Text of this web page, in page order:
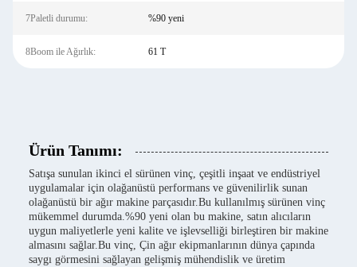
7Paletli durumu: %90 yeni
8Boom ile Ağırlık: 61 T
Ürün Tanımı:
Satışa sunulan ikinci el sürünen vinç, çeşitli inşaat ve endüstriyel
uygulamalar için olağanüstü performans ve güvenilirlik sunan
olağanüstü bir ağır makine parçasıdır.Bu kullanılmış sürünen vinç
mükemmel durumda.%90 yeni olan bu makine, satın alıcıların
uygun maliyetlerle yeni kalite ve işlevselliği birleştiren bir makine
almasını sağlar.Bu vinç, Çin ağır ekipmanlarının dünya çapında
saygı görmesini sağlayan gelişmiş mühendislik ve üretim